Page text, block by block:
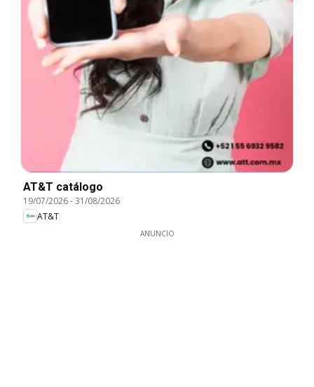
AT&T catálogo
19/07/2026-31/08/2026
AT&T
ANUNCIO